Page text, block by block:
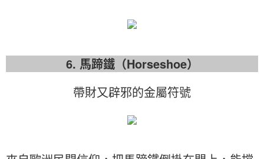
6. 馬蹄鐵（Horseshoe）
帶財又辟邪的金屬符號